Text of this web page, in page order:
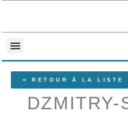
< RETOUR À LA LISTE
DZMITRY-